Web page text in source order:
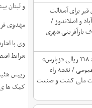
و لبنان
مهدوی فر
وی با
شرایط
رییس
کمک ها ی
قیر برای آسفالت
و اصلاندوز /
بازآفرینی شهری
تقسیم سود ۲۱۸ ریالی «زپارس»
/ نقشه راه
ملی کشت و صنعت